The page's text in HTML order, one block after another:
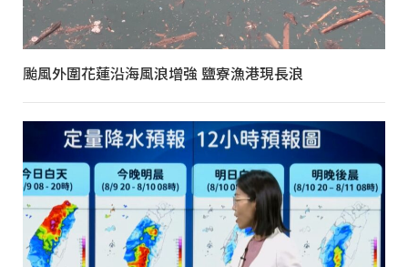
颱風外圍花蓮沿海風浪增強 鹽寮漁港現長浪